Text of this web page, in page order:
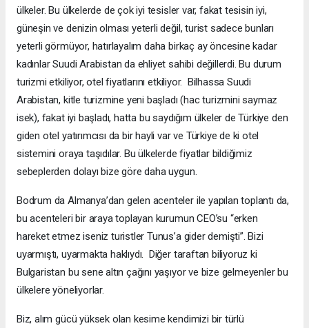
ülkeler. Bu ülkelerde de çok iyi tesisler var, fakat tesisin iyi,
güneşin ve denizin olması yeterli değil, turist sadece bunları
yeterli görmüyor, hatırlayalım daha birkaç ay öncesine kadar
kadınlar Suudi Arabistan da ehliyet sahibi değillerdi. Bu durum
turizmi etkiliyor, otel fiyatlarını etkiliyor. Bilhassa Suudi
Arabistan, kitle turizmine yeni başladı (hac turizmini saymaz
isek), fakat iyi başladı, hatta bu saydığım ülkeler de Türkiye den
giden otel yatırımcısı da bir hayli var ve Türkiye de ki otel
sistemini oraya taşıdılar. Bu ülkelerde fiyatlar bildiğimiz
sebeplerden dolayı bize göre daha uygun.
Bodrum da Almanya’dan gelen acenteler ile yapılan toplantı da,
bu acenteleri bir araya toplayan kurumun CEO’su “erken
hareket etmez iseniz turistler Tunus’a gider demişti”. Bizi
uyarmıştı, uyarmakta haklıydı. Diğer taraftan biliyoruz ki
Bulgaristan bu sene altın çağını yaşıyor ve bize gelmeyenler bu
ülkelere yöneliyorlar.
Biz, alım gücü yüksek olan kesime kendimizi bir türlü